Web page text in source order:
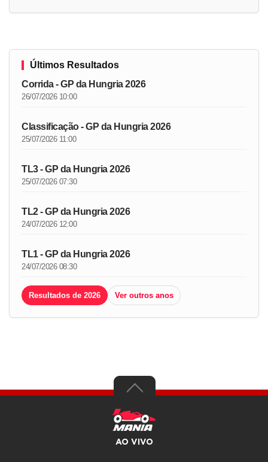
Últimos Resultados
Corrida - GP da Hungria 2026
26/07/2026 10:00
Classificação - GP da Hungria 2026
25/07/2026 11:00
TL3 - GP da Hungria 2026
25/07/2026 07:30
TL2 - GP da Hungria 2026
24/07/2026 12:00
TL1 - GP da Hungria 2026
24/07/2026 08:30
Resultados de 2026 Ver outros anos
AO VIVO